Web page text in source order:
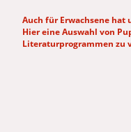
Auch für Erwachsene hat
Hier eine Auswahl von
Literaturprogrammen zu